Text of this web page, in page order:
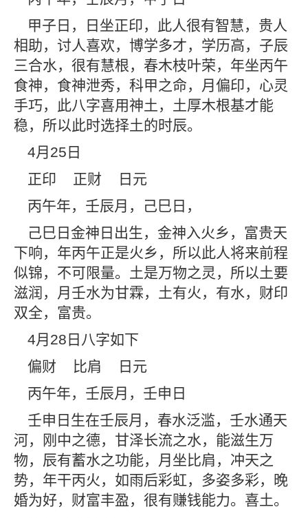
甲子日，日坐正印，此人很有智慧，贵人
相助，讨人喜欢，博学多才，学历高，子辰
三合水，很有慧根，春木枝叶荣，年坐丙午
食神，食神泄秀，科甲之命，月偏印，心灵
手巧，此八字喜用神土，土厚木根基才能
稳，所以此时选择土的时辰。
4月 25 日
正印
正财
日元
丙午年，壬辰月，己巳日，
己巳日金神日出生，金神入火乡，富贵天
下响，年丙午正是火乡，所以此人将来前程
似锦，不可限量。土是万物之灵，所以土要
滋润，月壬水为甘霖，土有火，有水，财印
双全，富贵。
4月 28 日八字如下
偏财
比肩
日元
丙午年，壬辰月，壬申日
壬申日生在壬辰月，春水泛滥，壬水通天
河，刚中之德，甘泽长流之水，能滋生万
物，辰有蓄水之功能，月坐比肩，冲天之
势，年干丙火，如雨后彩虹，多姿多彩，晚
婚为好，财富丰盈，很有赚钱能力。喜土。